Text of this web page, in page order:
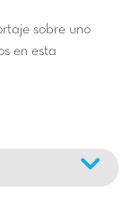
sobre uno
en esta